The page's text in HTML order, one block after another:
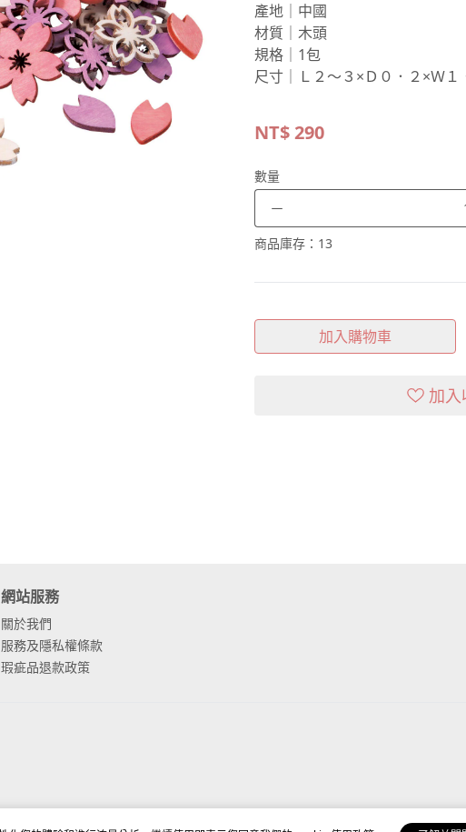
產地｜中國
材質｜木頭
規格｜1包
尺寸｜Ｌ２～３×Ｄ０．２×Ｗ１
NT$290
數量
－
商品庫存： 13
加入購物車
加
網站服務
關於我們
服務及隱私權條款
瑕疵品退款政策